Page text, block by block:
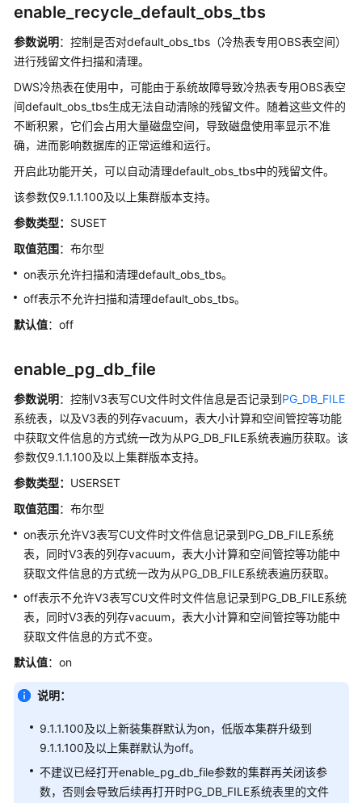
enable_recycle_default_obs_tbs
参数说明：控制是否对default_obs_tbs（冷热表专用OBS表空间）
进行残留文件扫描和清理。
DWS冷热表在使用中，可能由于系统故障导致冷热表专用OBS表空
间default_obs_tbs生成无法自动清除的残留文件。随着这些文件的
不断积累，它们会占用大量磁盘空间，导致磁盘使用率显示不准
确，进而影响数据库的正常运维和运行。
开启此功能开关，可以自动清理default_obs_tbs中的残留文件。
该参数仅9.1.1.100及以上集群版本支持。
参数类型： SUSET
取值范围：布尔型
on表示允许扫描和清理default_obs_tbs。
off表示不允许扫描和清理default_obs_tbs。
默认值：off
enable_pg_db_file
参数说明：控制V3表写CU文件时文件信息是否记录到PG_DB_FILE
系统表，以及V3表的列存vacuum，表大小计算和空间管控等功能
中获取文件信息的方式统一改为从PG_DB_FILE系统表遍历获取。该
参数仅9.1.1.100及以上集群版本支持。
参数类型： USERSET
取值范围：布尔型
on表示允许V3表写CU文件时文件信息记录到PG_DB_FILE系统
表，同时V3表的列存vacuum，表大小计算和空间管控等功能中
获取文件信息的方式统一改为从PG_DB_FILE系统表遍历获取。
off表示不允许V3表写CU文件时文件信息记录到PG_DB_FILE系统
表，同时V3表的列存vacuum，表大小计算和空间管控等功能中
获取文件信息的方式不变。
默认值：on
说明：
9.1.1.100及以上新装集群默认为on，低版本集群升级到
9.1.1.100及以上集群默认为off。
不建议已经打开enable_pg_db_file参数的集群再关闭该参
数，否则会导致后续再打开时PG_DB_FILE系统表里的文件